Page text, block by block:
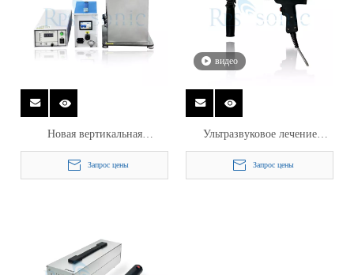
Новая вертикальная
ультразвуковая жестная
машина Ультразвуковая
Запрос цены
видео
Ультразвуковое лечение
высокой частоты для снятия
стресса
Запрос цены